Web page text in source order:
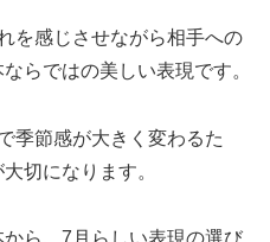
を感じさせながら相手への
らではの美しい表現です。
季節感が大きく変わるた
切になります。